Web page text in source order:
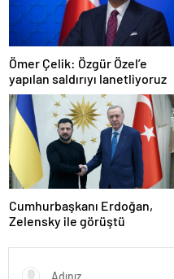
Ömer Çelik: Özgür Özel’e
yapılan saldırıyı lanetliyoruz
Cumhurbaşkanı Erdoğan,
Zelensky ile görüştü